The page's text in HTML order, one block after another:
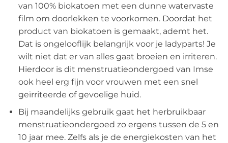
van 100% biokatoen met een dunne watervaste
film om doorlekken te voorkomen. Doordat het
product van biokatoen is gemaakt, ademt het.
Dat is ongelooflijk belangrijk voor je ladyparts! Je
wilt niet dat er van alles gaat broeien en irriteren.
Hierdoor is dit menstruatieondergoed van Imse
ook heel erg fijn voor vrouwen met een snel
geïrriteerde of gevoelige huid.
Bij maandelijks gebruik gaat het herbruikbaar
menstruatieondergoed zo ergens tussen de 5 en
10 jaar mee. Zelfs als je de energiekosten van het